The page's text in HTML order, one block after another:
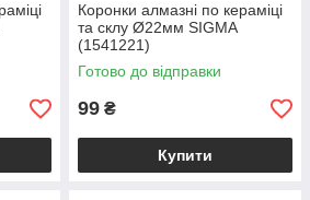
Коронки алмазні по кераміці
та склу Ø22мм SIGMA
(1541221)
Готово до відправки
99 ₴
Купити